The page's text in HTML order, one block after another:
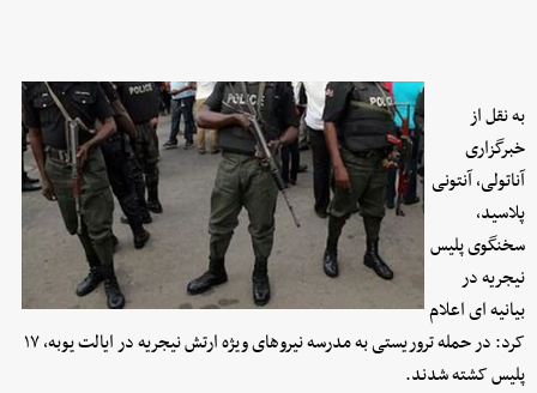
به نقل از
خبرگزاری
آناتولی، آنتونی
پلاسید،
سخنگوی پلیس
نیجریه در
بیانیه‌ ای اعلام
کرد: در حمله تروریستی به مدرسه نیروهای ویژه ارتش نیجریه در ایالت یوبه، ۱۷
پلیس کشته شدند.